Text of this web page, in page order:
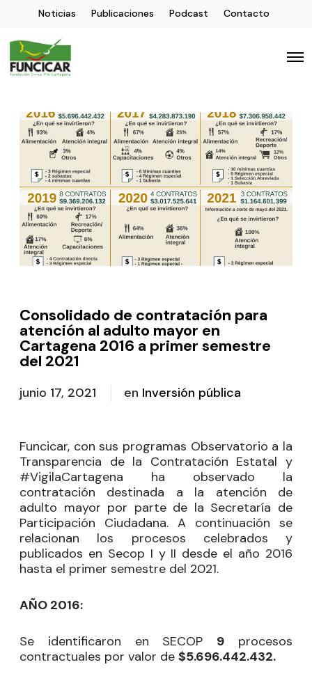
Noticias Publicaciones Podcast Contacto
Consolidado de contratación para
atención al adulto mayor en
Cartagena 2016 a primer semestre
del 2021
junio 17, 2021 en Inversión pública
Funcicar, con sus programas Observatorio a la
Transparencia de la Contratación Estatal y
#VigilaCartagena ha observado la
contratación destinada a la atención de
adulto mayor por parte de la Secretaría de
Participación Ciudadana. A continuación se
relacionan los procesos celebrados y
publicados en Secop I y II desde el año 2016
hasta el primer semestre del 2021.
AÑO 2016:
Se identificaron en SECOP 9 procesos
contractuales por valor de $5.696.442.432.